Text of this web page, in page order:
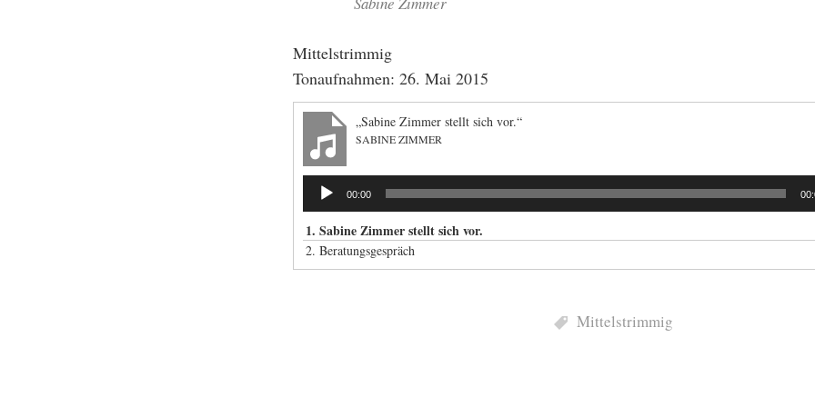
Mittelstrimmig
Tonaufnahmen: 26. Mai 2015
„Sabine Zimmer stellt sich vor.“
SABINE ZIMMER
Audio-
Player
00:00
1. Sabine Zimmer stellt sich vor.
2. Beratungsgespräch
Mittelstrimmig